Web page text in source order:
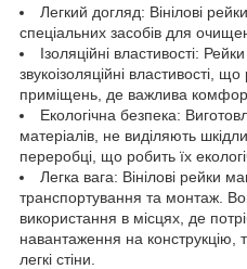
Легкий догляд: Вінілові
спеціальних засобів для
Ізоляційні властивості:
звукоізоляційні властивості,
приміщень, де важлива
Екологічна безпека:
матеріалів, не виділяють
переробці, що робить їх
Легка вага: Вінілові рейки
транспортування та монтаж.
використання в місцях, де
навантаження на конструкцію,
легкі стіни.